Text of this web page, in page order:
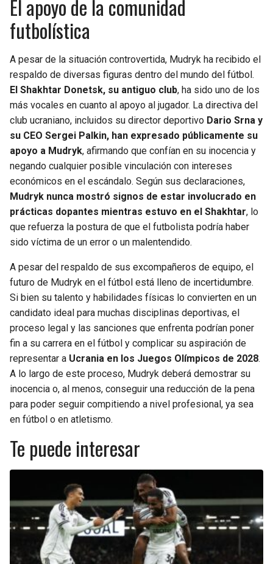
El apoyo de la comunidad
futbolística
A pesar de la situación controvertida, Mudryk ha recibido el
respaldo de diversas figuras dentro del mundo del fútbol.
El Shakhtar Donetsk, su antiguo club, ha sido uno de los
más vocales en cuanto al apoyo al jugador. La directiva del
club ucraniano, incluidos su director deportivo Dario Srna y
su CEO Sergei Palkin, han expresado públicamente su
apoyo a Mudryk, afirmando que confían en su inocencia y
negando cualquier posible vinculación con intereses
económicos en el escándalo. Según sus declaraciones,
Mudryk nunca mostró signos de estar involucrado en
prácticas dopantes mientras estuvo en el Shakhtar, lo
que refuerza la postura de que el futbolista podría haber
sido víctima de un error o un malentendido.
A pesar del respaldo de sus excompañeros de equipo, el
futuro de Mudryk en el fútbol está lleno de incertidumbre.
Si bien su talento y habilidades físicas lo convierten en un
candidato ideal para muchas disciplinas deportivas, el
proceso legal y las sanciones que enfrenta podrían poner
fin a su carrera en el fútbol y complicar su aspiración de
representar a Ucrania en los Juegos Olímpicos de 2028.
A lo largo de este proceso, Mudryk deberá demostrar su
inocencia o, al menos, conseguir una reducción de la pena
para poder seguir compitiendo a nivel profesional, ya sea
en fútbol o en atletismo.
Te puede interesar